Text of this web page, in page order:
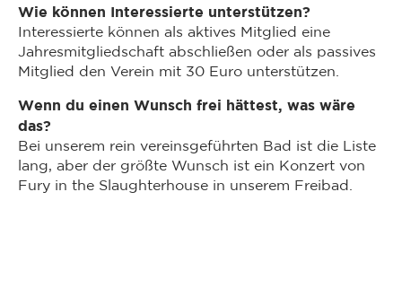
Wie können Interessierte unterstützen?
Interessierte können als aktives Mitglied eine
Jahresmitgliedschaft abschließen oder als passives
Mitglied den Verein mit 30 Euro unterstützen.
Wenn du einen Wunsch frei hättest, was wäre
das?
Bei unserem rein vereinsgeführten Bad ist die Liste
lang, aber der größte Wunsch ist ein Konzert von
Fury in the Slaughterhouse in unserem Freibad.